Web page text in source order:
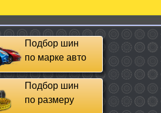
Подбор шин
по марке авто
Подбор шин
по размеру